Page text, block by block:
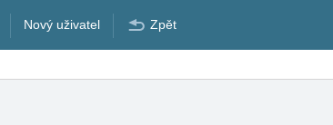
Nový uživatel Zpět